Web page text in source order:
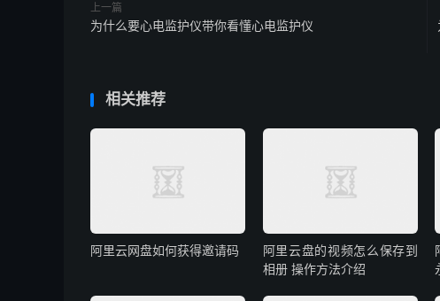
上一篇
为什么要心电监护仪带你看懂心电监护仪
相关推荐
阿里云网盘如何获得邀请码
阿里云盘的视频怎么保存到
相册 操作方法介绍